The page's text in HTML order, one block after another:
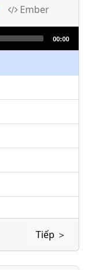
Ember
00:00
Tiếp ＞